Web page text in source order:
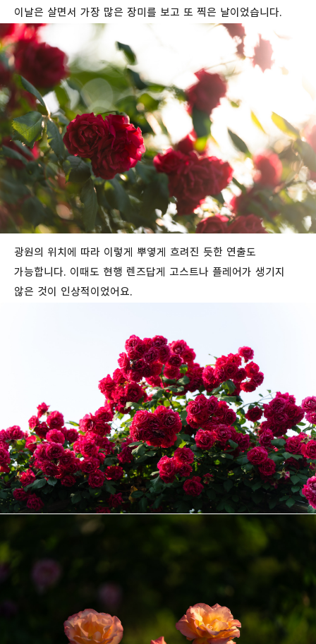
이날은 살면서 가장 많은 장미를 보고 또 찍은 날이었습니다.
광원의 위치에 따라 이렇게 뿌옇게 흐려진 듯한 연출도
가능합니다. 이때도 현행 렌즈답게 고스트나 플레어가 생기지
않은 것이 인상적이었어요.